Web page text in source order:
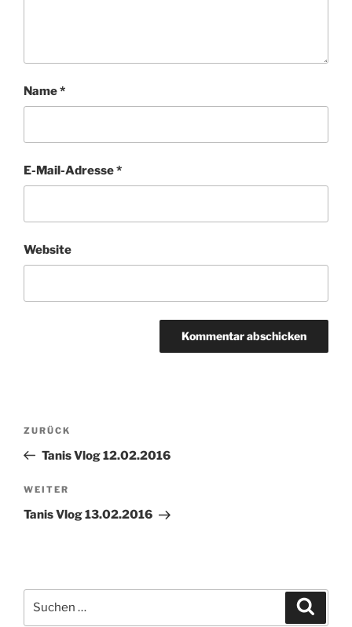
Name*
E-Mail-Adresse*
Website
Beitragsnavigation
Vorheriger
Beitrag
ZURÜCK
Tanis Vlog 12.02.2016
Nächster
Beitrag
WEITER
Tanis Vlog 13.02.2016
nach: